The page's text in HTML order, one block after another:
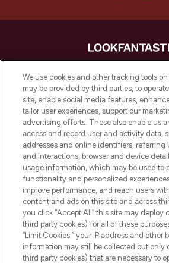
LOOKFANTASTIC is de
beautybestemming van
beste huidverzorging,
make-up van meer dan 200
Shop online of via de app,
verzending vanaf
Cookie-
Do Not Sell or Share My
Information
HELP &
We use cookies and other tracking tools
may be provided by third parties, to
site, enable social media features,
tailor user experiences, support our
advertising efforts. These also enable us
access and record user and activity data,
addresses and online identifiers, referring
and interactions, browser and device
usage information, which may be used to
functionality and personalized
improve performance, and reach users
content and ads on this site and across
you click “Accept All” this site may deploy
third party cookies) for all of these
“Limit Cookies,” your IP address and other
information may still be collected but only
third party cookies) that are necessary to